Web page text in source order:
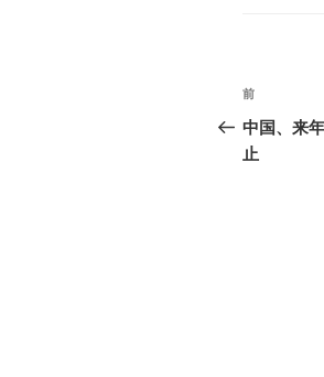
ま
す
投
稿
ナ
前
の
投
前
中国、来
止